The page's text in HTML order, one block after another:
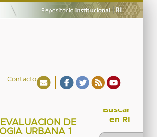
Contacto
DE
URBANA 1
Buscar
en RI